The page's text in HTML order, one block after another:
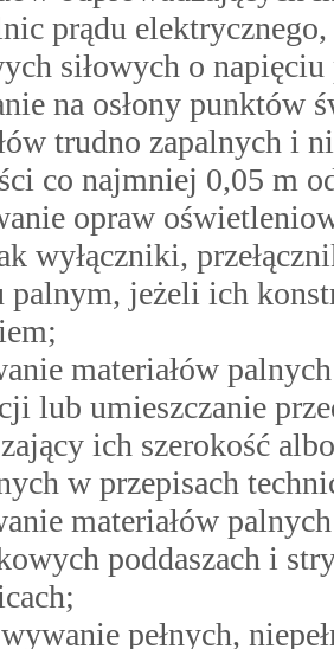
prądu
siłowych o
na osłony punktów
trudno zapalnych i
co najmniej 0,05 m
opraw
wyłączniki,
palnym, jeżeli ich
materiałów
lub umieszczanie
ich szerokość
w przepisach
materiałów
poddaszach i
pełnych,